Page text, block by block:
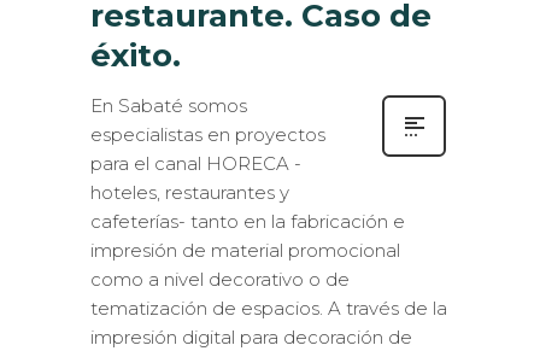
restaurante. Caso de
éxito.
En Sabaté somos
especialistas en proyectos
para el canal HORECA -
hoteles, restaurantes y
cafeterías- tanto en la fabricación e
impresión de material promocional
como a nivel decorativo o de
tematización de espacios. A través de la
impresión digital para decoración de